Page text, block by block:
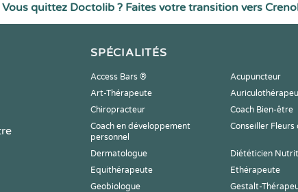
Vous quittez Doctolib ? Faites votre transition vers
SPÉCIALITÉS
Access Bars ® Acupuncteur
Art-Thérapeute
Chiropracteur
Coach Bien-être
Coach en développement
personnel
Conseiller Fleurs
Dermatologue Diététicien
Equithérapeute
Ethérapeute
Geobiologue
Gestalt-